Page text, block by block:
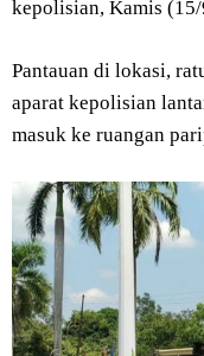
kepolisian, Kamis
Pantauan di lokasi,
aparat kepolisian
masuk ke ruangan